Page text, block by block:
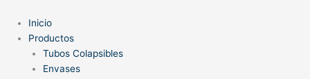
contenido
Inicio
Productos
Tubos Colapsibles
Envases